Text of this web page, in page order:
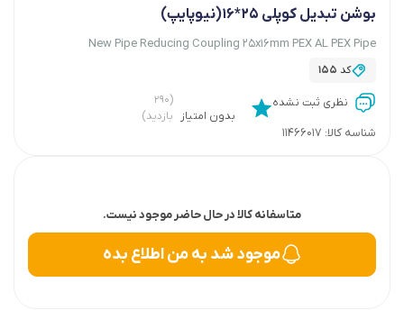
بوشن تبدیل کوپلی 25*16(نیوپایپ)
New Pipe Reducing Coupling 25x16mm PEX AL PEX Pipe
کد 155
نظری ثبت نشده
بدون امتیاز
(۲۹۰
بازدید)
شناسه کالا: 11466017
متاسفانه کالا در حال حاضر موجود نیست.
موجود شد به من اطلاع بده